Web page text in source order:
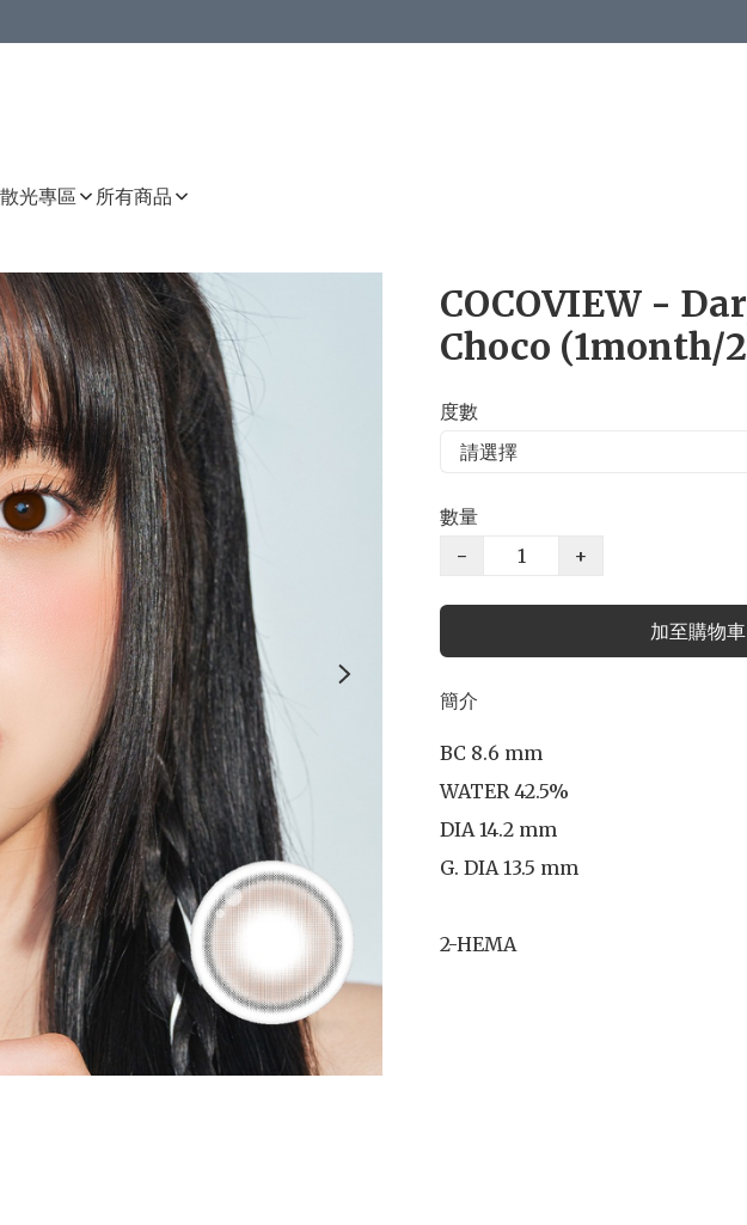
散光專區 所有商品
COCOVIEW -
Choco (1month/
度數
數量
−
+
加至購物車
簡介
BC 8.6 mm
WATER 42.5%
DIA 14.2 mm
G. DIA 13.5 mm
2-HEMA